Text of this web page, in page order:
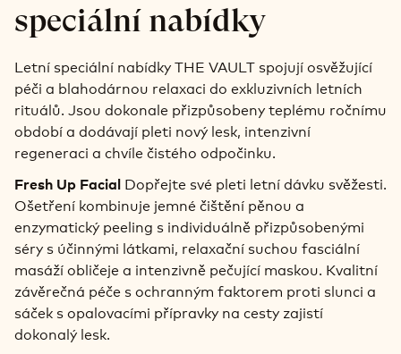
speciální nabídky
Letní speciální nabídky THE VAULT spojují osvěžující
péči a blahodárnou relaxaci do exkluzivních letních
rituálů. Jsou dokonale přizpůsobeny teplému ročnímu
období a dodávají pleti nový lesk, intenzivní
regeneraci a chvíle čistého odpočinku.
Fresh Up Facial Dopřejte své pleti letní dávku svěžesti.
Ošetření kombinuje jemné čištění pěnou a
enzymatický peeling s individuálně přizpůsobenými
séry s účinnými látkami, relaxační suchou fasciální
masáží obličeje a intenzivně pečující maskou. Kvalitní
závěrečná péče s ochranným faktorem proti slunci a
sáček s opalovacími přípravky na cesty zajistí
dokonalý lesk.